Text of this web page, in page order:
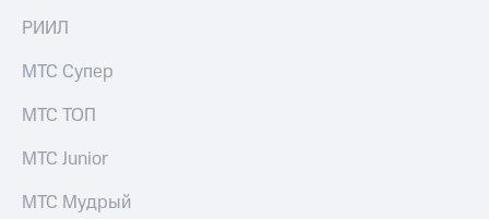
РИИЛ
МТС Супер
МТС ТОП
МТС Junior
МТС Мудрый